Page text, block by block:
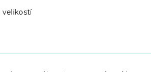
velikostí